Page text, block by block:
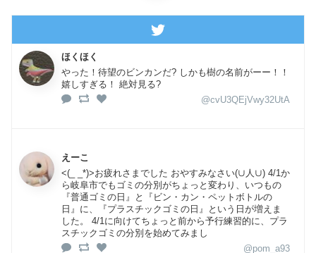
ほくほく
やった！待望のビンカンだ? しかも樹の名前がーー！！
嬉しすぎる！ 絶対見る?
@cvU3QEjVwy32UtA
えーこ
<(_ _*)>お疲れさまでした おやすみなさい(∪人∪) 4/1か
ら岐阜市でもゴミの分別がちょっと変わり、いつもの
『普通ゴミの日』と『ビン・カン・ペットボトルの
日』に、『プラスチックゴミの日』という日が増えま
した。 4/1に向けてちょっと前から予行練習的に、プラ
スチックゴミの分別を始めてみまし
@pom_a93